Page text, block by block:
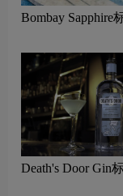
Bombay Sapphire
Death's Door Gin